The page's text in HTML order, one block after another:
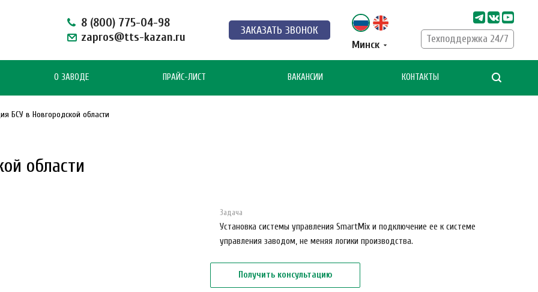
8 (800) 775-04-98
zapros@tts-kazan.ru
ЗАКАЗАТЬ ЗВОНОК
Минск
Техподдержка 24/7
О ЗАВОДЕ ПРАЙС-ЛИСТ ВАКАНСИИ КОНТАКТЫ
области
БСУ в Новгородской области
Задача
Установка системы управления SmartMix и подключение ее к системе
управления заводом, не меняя логики производства.
Получить консультацию